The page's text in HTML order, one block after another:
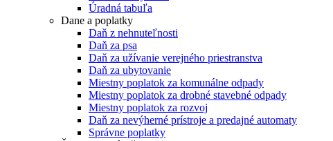
Úradná tabuľa
Dane a poplatky
Daň z nehnuteľnosti
Daň za psa
Daň za užívanie verejného priestranstva
Daň za ubytovanie
Miestny poplatok za komunálne odpady
Miestny poplatok za drobné stavebné odpady
Miestny poplatok za rozvoj
Daň za nevýherné prístroje a predajné automaty
Správne poplatky